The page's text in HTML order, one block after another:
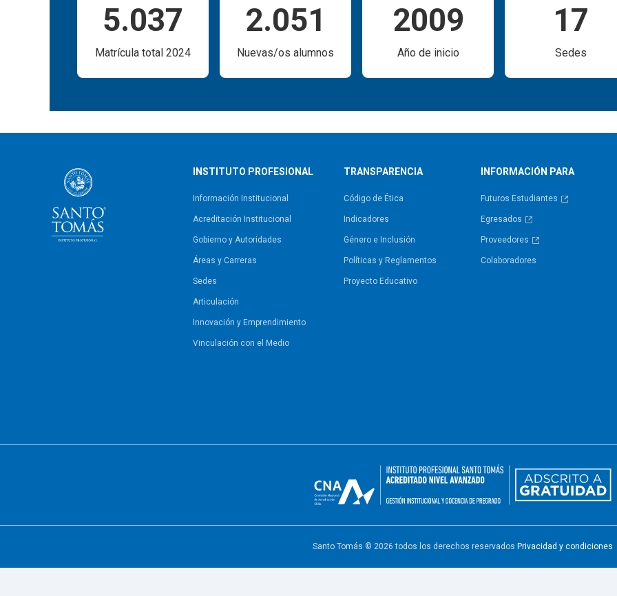
5.037
Matrícula total 2024
2.051
Nuevas/os alumnos
2009
Año de inicio
17
Sedes
INSTITUTO PROFESIONAL
Información Institucional
Acreditación Institucional
Gobierno y Autoridades​
Áreas y Carreras
Sedes
Articulación
Innovación y Emprendimiento
Vinculación con el Medio
TRANSPARENCIA
Código de Ética
Indicadores
Género e Inclusión
Políticas y Reglamentos​
Proyecto Educativo
INFORMACIÓN PARA
Futuros Estudiantes
Egresados
Proveedores
Colaboradores
Santo Tomás © 2026 todos los derechos reservados Privacidad y condiciones